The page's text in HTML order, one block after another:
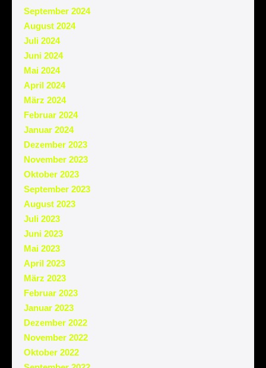
September 2024
August 2024
Juli 2024
Juni 2024
Mai 2024
April 2024
März 2024
Februar 2024
Januar 2024
Dezember 2023
November 2023
Oktober 2023
September 2023
August 2023
Juli 2023
Juni 2023
Mai 2023
April 2023
März 2023
Februar 2023
Januar 2023
Dezember 2022
November 2022
Oktober 2022